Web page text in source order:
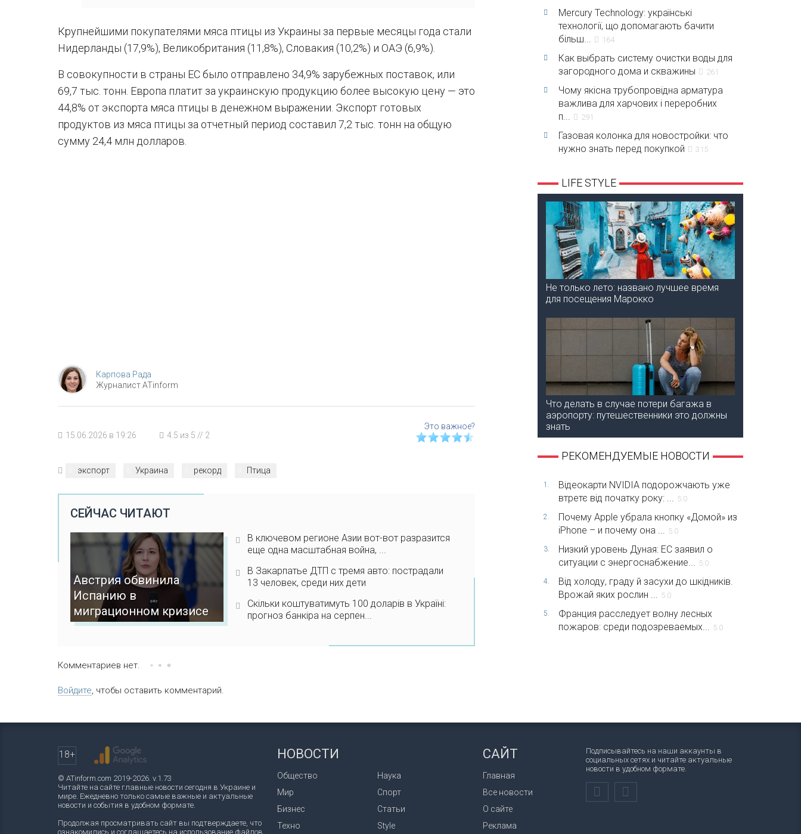
Крупнейшими покупателями мяса птицы из Украины за первые месяцы года стали
Нидерланды (17,9%), Великобритания (11,8%), Словакия (10,2%) и ОАЭ (6,9%).
В совокупности в страны ЕС было отправлено 34,9% зарубежных поставок, или
69,7 тыс. тонн. Европа платит за украинскую продукцию более высокую цену — это
44,8% от экспорта мяса птицы в денежном выражении. Экспорт готовых
продуктов из мяса птицы за отчетный период составил 7,2 тыс. тонн на общую
сумму 24,4 млн долларов.
Карпова Рада
Журналист ATinform
15.06.2026 в 19:26 4.5 из 5 // 2
экспорт Украина рекорд Птица
СЕЙЧАС ЧИТАЮТ
Австрия обвинила
Испанию в
миграционном кризисе
В ключевом регионе Азии вот-вот разразится
еще одна масштабная война, ...
В Закарпатье ДТП с тремя авто: пострадали
13 человек, среди них дети
Скільки коштуватимуть 100 доларів в Україні:
прогноз банкіра на серпен...
Комментариев нет.
Войдите, чтобы оставить комментарий.
Mercury Technology: українські
технології, що допомагають бачити
більш...
164
Как выбрать систему очистки воды для
загородного дома и скважины
261
Чому якісна трубопровідна арматура
важлива для харчових і переробних
п...
291
Газовая колонка для новостройки: что
нужно знать перед покупкой
315
LIFE STYLE
Не только лето: названо лучшее время
для посещения Марокко
Что делать в случае потери багажа в
аэропорту: путешественники это должны
знать
РЕКОМЕНДУЕМЫЕ НОВОСТИ
1.
Відеокарти NVIDIA подорожчають уже
втретє від початку року: ...
5.0
2.
Почему Apple убрала кнопку «Домой» из
iPhone – и почему она ...
5.0
3.
Низкий уровень Дуная: ЕС заявил о
ситуации с энергоснабжение...
5.0
4.
Від холоду, граду й засухи до шкідників.
Врожай яких рослин ...
5.0
5.
Франция расследует волну лесных
пожаров: среди подозреваемых...
5.0
18+
© ATinform.com 2019-2026. v.1.73
Читайте на сайте главные новости сегодня в Украине и
мире. Ежедневно только самые важные и актуальные
новости и события в удобном формате.
Продолжая просматривать сайт вы подтверждаете, что
ознакомились и соглашаетесь на использование файлов
НОВОСТИ
Общество
Мир
Бизнес
Техно
Наука
Спорт
Статьи
Style
САЙТ
Главная
Все новости
О сайте
Реклама
Подписывайтесь на наши аккаунты в
социальных сетях и читайте актуальные
новости в удобном формате.